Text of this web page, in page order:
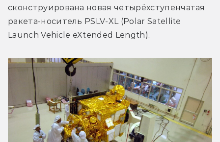
сконструирована новая четырёхступенчатая
ракета-носитель PSLV-XL (Polar Satellite
Launch Vehicle eXtended Length).